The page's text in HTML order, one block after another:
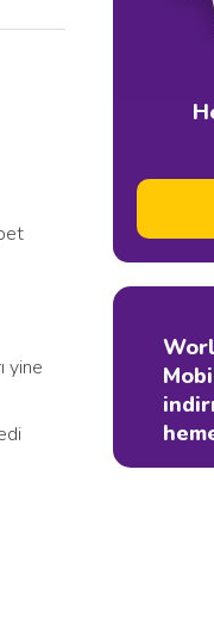
yine